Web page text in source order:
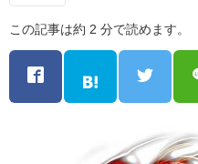
この記事は約 2 分で読めます。